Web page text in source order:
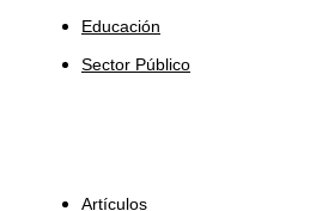
Educación
Sector Público
Artículos